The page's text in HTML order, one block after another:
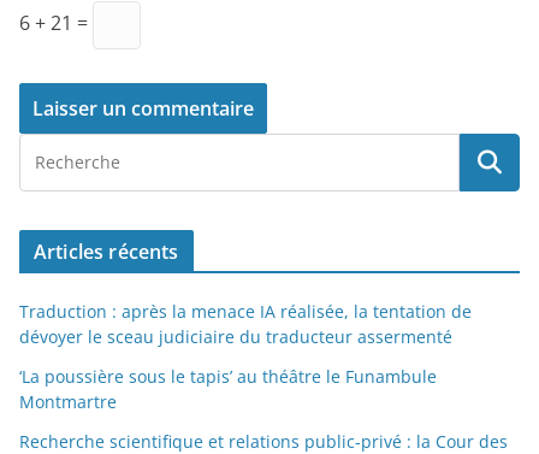
6 + 21 =
Articles récents
Traduction : après la menace IA réalisée, la tentation de
dévoyer le sceau judiciaire du traducteur assermenté
‘La poussière sous le tapis’ au théâtre le Funambule
Montmartre
Recherche scientifique et relations public-privé : la Cour des